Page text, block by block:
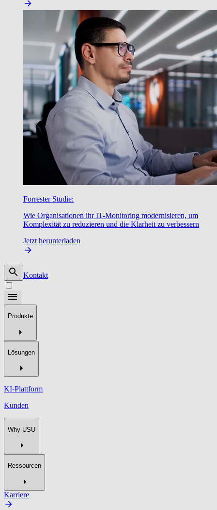
Forrester Studie:
Wie Organisationen ihr IT-Monitoring modernisieren, um
Komplexität zu reduzieren und die Klarheit zu verbessern
Jetzt herunterladen
Kontakt
Produkte
Lösungen
KI-Plattform
Kunden
Why USU
Ressourcen
Karriere